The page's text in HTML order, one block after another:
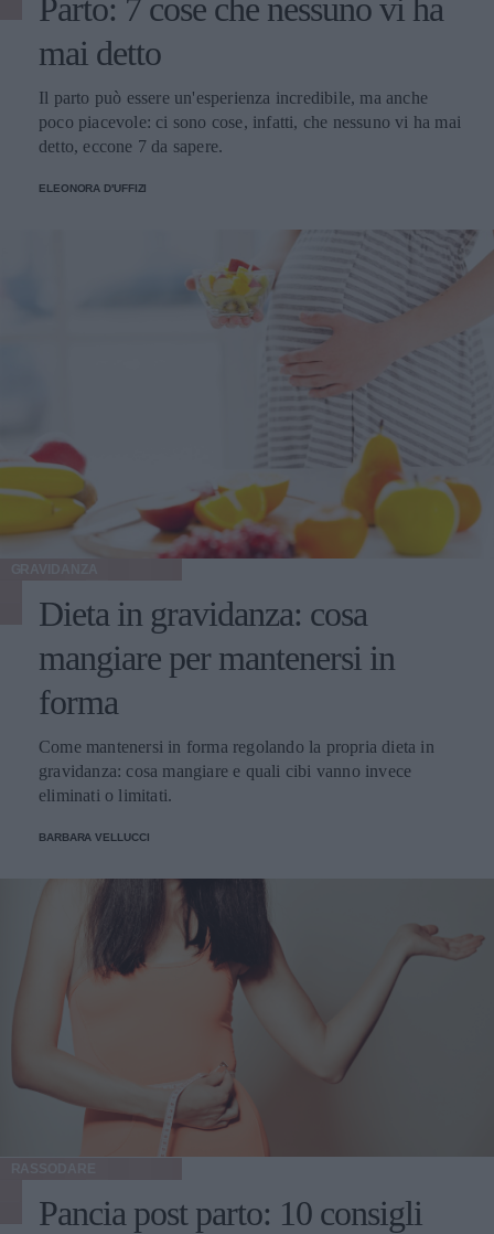
Parto: 7 cose che nessuno vi ha
mai detto
Il parto può essere un'esperienza incredibile, ma anche
poco piacevole: ci sono cose, infatti, che nessuno vi ha mai
detto, eccone 7 da sapere.
ELEONORA D'UFFIZI
Dieta in gravidanza: cosa
mangiare per mantenersi in
forma
Come mantenersi in forma regolando la propria dieta in
gravidanza: cosa mangiare e quali cibi vanno invece
eliminati o limitati.
BARBARA VELLUCCI
Pancia post parto: 10 consigli